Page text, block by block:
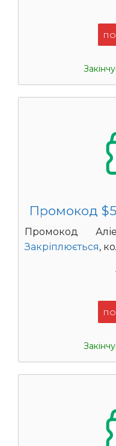
Промокод
Промокод
Закріплюється,